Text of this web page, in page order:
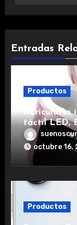
Entradas
Productos
Auriculares
táctil LED,
ruido,
octubre 16,
Productos